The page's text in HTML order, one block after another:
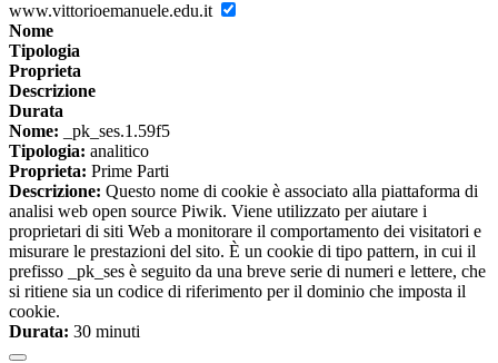
www.vittorioemanuele.edu.it
Nome
Tipologia
Proprieta
Descrizione
Durata
Nome: _pk_ses.1.59f5
Tipologia: analitico
Proprieta: Prime Parti
Descrizione: Questo nome di cookie è associato alla piattaforma di
analisi web open source Piwik. Viene utilizzato per aiutare i
proprietari di siti Web a monitorare il comportamento dei visitatori e
misurare le prestazioni del sito. È un cookie di tipo pattern, in cui il
prefisso _pk_ses è seguito da una breve serie di numeri e lettere, che
si ritiene sia un codice di riferimento per il dominio che imposta il
cookie.
Durata: 30 minuti